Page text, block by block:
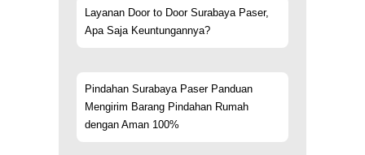
Layanan Door to Door Surabaya Paser,
Apa Saja Keuntungannya?
Pindahan Surabaya Paser Panduan
Mengirim Barang Pindahan Rumah
dengan Aman 100%